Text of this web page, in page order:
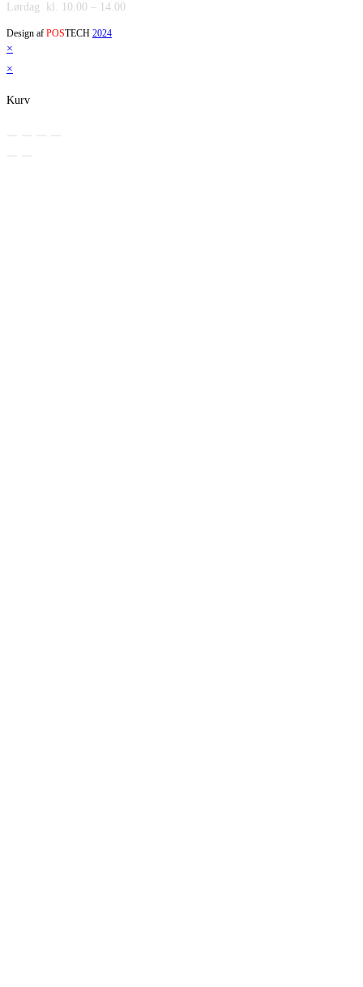
Lørdag kl. 10.00 – 14.00
Design af POSTECH 2024
×
×
Kurv